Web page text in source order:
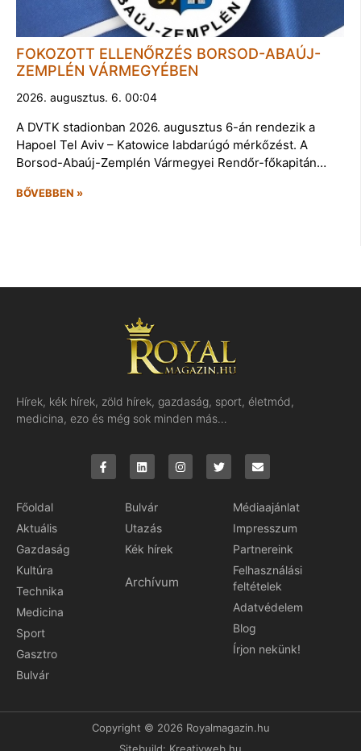
FOKOZOTT ELLENŐRZÉS BORSOD-ABAÚJ-
ZEMPLÉN VÁRMEGYÉBEN
2026. augusztus. 6. 00:04
A DVTK stadionban 2026. augusztus 6-án rendezik a
Hapoel Tel Aviv – Katowice labdarúgó mérkőzést. A
Borsod-Abaúj-Zemplén Vármegyei Rendőr-főkapitán…
BŐVEBBEN »
Hírek, kék hírek, zöld hírek, gazdaság, sport, életmód,
medicina, ezo és még sok minden más…
Főoldal
Aktuális
Gazdaság
Kultúra
Technika
Medicina
Sport
Gasztro
Bulvár
Bulvár
Utazás
Kék hírek
Archívum
Médiaajánlat
Impresszum
Partnereink
Felhasználási
feltételek
Adatvédelem
Blog
Írjon nekünk!
Copyright © 2026 Royalmagazin.hu